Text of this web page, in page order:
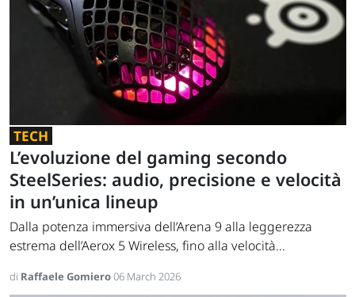
TECH
L’evoluzione del gaming secondo
SteelSeries: audio, precisione e velocità
in un’unica lineup
Dalla potenza immersiva dell’Arena 9 alla leggerezza
estrema dell’Aerox 5 Wireless, fino alla velocità...
di Raffaele Gomiero06 March 2026